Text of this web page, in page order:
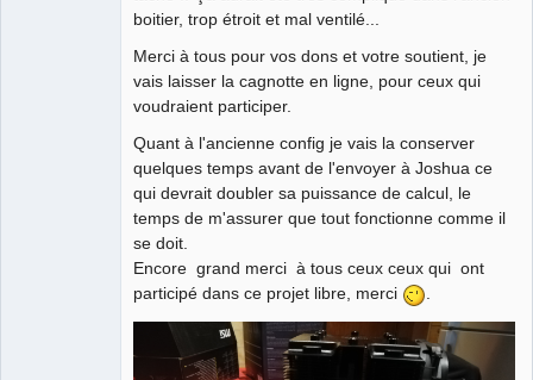
boitier, trop étroit et mal ventilé...
Merci à tous pour vos dons et votre soutient, je
vais laisser la cagnotte en ligne, pour ceux qui
voudraient participer.
Quant à l'ancienne config je vais la conserver
quelques temps avant de l'envoyer à Joshua ce
qui devrait doubler sa puissance de calcul, le
temps de m'assurer que tout fonctionne comme il
se doit.
Encore grand merci à tous ceux ceux qui ont
participé dans ce projet libre, merci